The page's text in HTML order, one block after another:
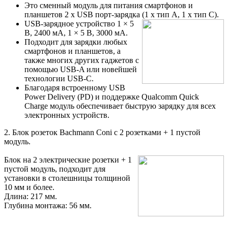
Это сменный модуль для питания смартфонов и
планшетов 2 х USB порт-зарядка (1 х тип A, 1 х тип C).
USB-зарядное устройство 1 × 5
В, 2400 мА, 1 × 5 В, 3000 мА.
Подходит для зарядки любых
смартфонов и планшетов, а
также многих других гаджетов с
помощью USB-A или новейшей
технологии USB-C.
Благодаря встроенному USB
Power Delivery (PD) и поддержке Qualcomm Quick
Charge модуль обеспечивает быструю зарядку для всех
электронных устройств.
2. Блок розеток Bachmann Coni с 2 розетками + 1 пустой
модуль.
Блок на 2 электрические розетки + 1
пустой модуль, подходит для
установки в столешницы толщиной
10 мм и более.
Длина: 217 мм.
Глубина монтажа: 56 мм.